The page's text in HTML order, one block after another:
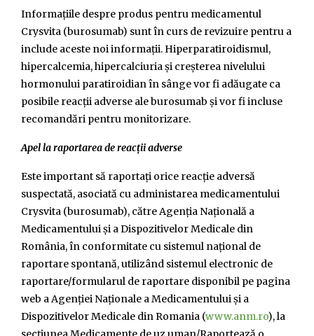
Informațiile despre produs pentru medicamentul
Crysvita (burosumab) sunt în curs de revizuire pentru a
include aceste noi informații. Hiperparatiroidismul,
hipercalcemia, hipercalciuria și creșterea nivelului
hormonului paratiroidian în sânge vor fi adăugate ca
posibile reacții adverse ale burosumab și vor fi incluse
recomandări pentru monitorizare.
Apel la raportarea de reacții adverse
Este important să raportați orice reacție adversă
suspectată, asociată cu administarea medicamentului
Crysvita (burosumab), către Agenţia Naţională a
Medicamentului şi a Dispozitivelor Medicale din
România, în conformitate cu sistemul naţional de
raportare spontană, utilizând sistemul electronic de
raportare/formularul de raportare disponibil pe pagina
web a Agenţiei Naţionale a Medicamentului şi a
Dispozitivelor Medicale din Romania (www.anm.ro), la